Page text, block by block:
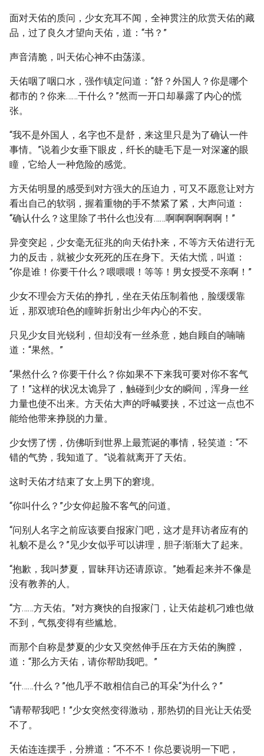
面对天佑的质问，少女充耳不闻，全神贯注的欣赏天佑的藏
品，过了良久才望向天佑，道：“书？”
声音清脆，叫天佑心神不由荡漾。
天佑咽了咽口水，强作镇定问道：“舒？外国人？你是哪个
都市的？你来……干什么？”然而一开口却暴露了内心的慌
张。
“我不是外国人，名字也不是舒，来这里只是为了确认一件
事情。”说着少女垂下眼皮，纤长的睫毛下是一对深邃的眼
瞳，它给人一种危险的感觉。
方天佑明显的感受到对方强大的压迫力，可又不愿意让对方
看出自己的软弱，握着重物的手不禁紧了紧，大声问道：
“确认什么？这里除了书什么也没有……啊啊啊啊啊啊！”
异变突起，少女毫无征兆的向天佑扑来，不等方天佑进行无
力的反击，就被少女死死的压在身下。天佑大慌，叫道：
“你是谁！你要干什么？喂喂喂！等等！男女授受不亲啊！”
少女不理会方天佑的挣扎，坐在天佑压制着他，脸缓缓靠
近，那双琥珀色的瞳眸折射出少年内心的不安。
只见少女目光锐利，但却没有一丝杀意，她自顾自的喃喃
道：“果然。”
“果然什么？你要干什么？你如果不下来我可要对你不客气
了！”这样的状况太诡异了，触碰到少女的瞬间，浑身一丝
力量也使不出来。方天佑大声的呼喊要挟，不过这一点也不
能给他带来挣脱的力量。
少女愣了愣，仿佛听到世界上最荒诞的事情，轻笑道：“不
错的气势，我知道了。”说着就离开了天佑。
这时天佑才结束了女上男下的窘境。
“你叫什么？”少女仰起脸不客气的问道。
“问别人名字之前应该要自报家门吧，这才是拜访者应有的
礼貌不是么？”见少女似乎可以讲理，胆子渐渐大了起来。
“抱歉，我叫梦夏，冒昧拜访还请原谅。”她看起来并不像是
没有教养的人。
“方……方天佑。”对方爽快的自报家门，让天佑趁机刁难也做
不到，气氛变得有些尴尬。
而那个自称是梦夏的少女又突然伸手压在方天佑的胸膛，
道：“那么方天佑，请你帮助我吧。”
“什……什么？”他几乎不敢相信自己的耳朵“为什么？”
“请帮帮我吧！”少女突然变得激动，那热切的目光让天佑受
不了。
天佑连连摆手，分辨道：“不不不！你总要说明一下吧，